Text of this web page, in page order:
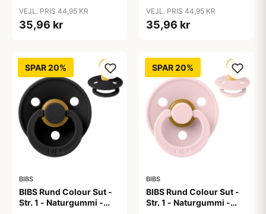
VEJL. PRIS 44,95 KR
35,96 kr
VEJL. PRIS 44,95 KR
35,96 kr
SPAR 20%
BIBS
BIBS Rund Colour Sut -
Str. 1 - Naturgummi -
SPAR 20%
BIBS
BIBS Rund Colour Sut -
Str. 1 - Naturgummi -